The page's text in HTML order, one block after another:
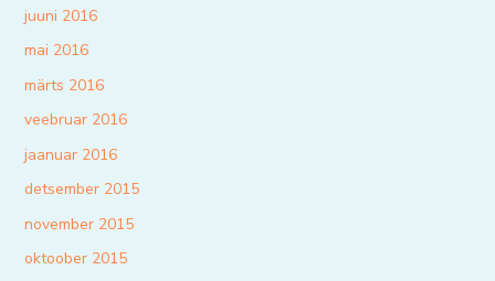
juuni 2016
mai 2016
märts 2016
veebruar 2016
jaanuar 2016
detsember 2015
november 2015
oktoober 2015